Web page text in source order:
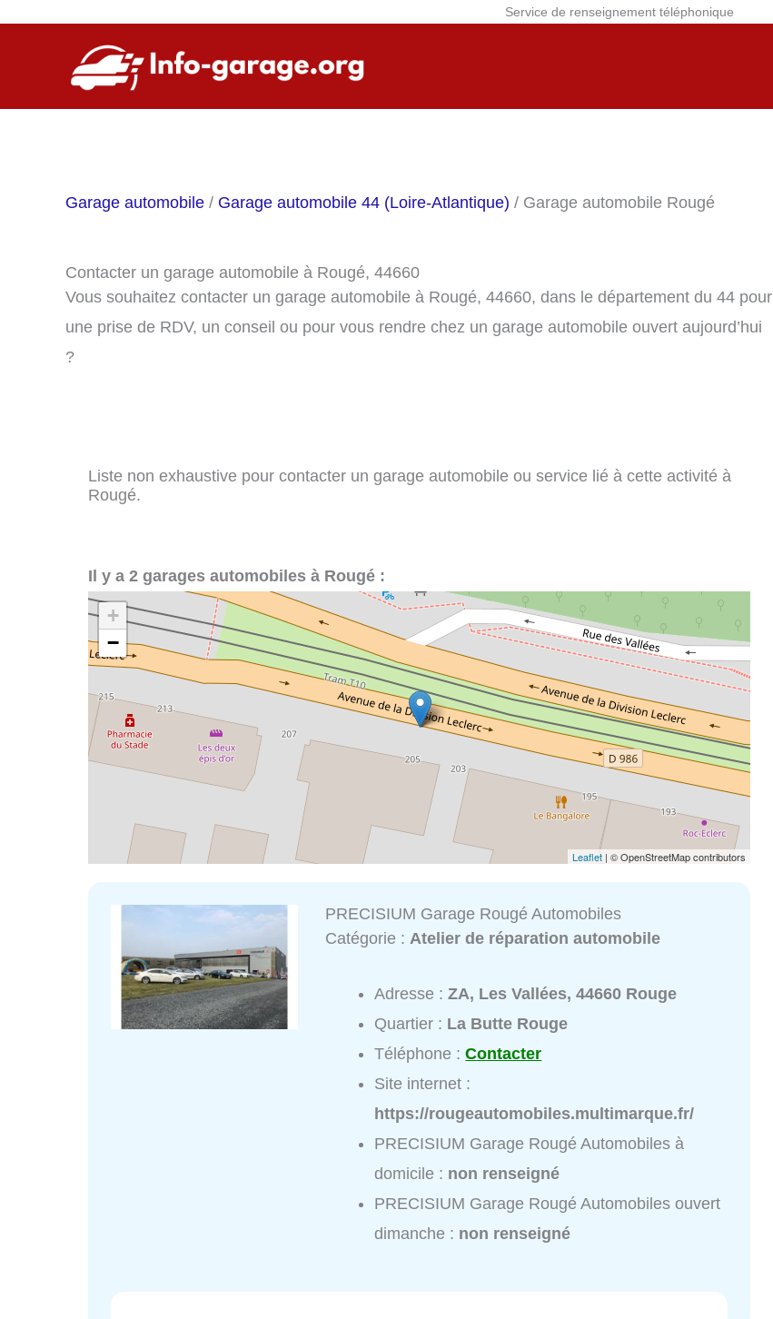
Service de renseignement téléphonique
Garage automobile / Garage automobile 44 (Loire-Atlantique) / Garage automobile Rougé
Contacter un garage automobile à Rougé, 44660
Vous souhaitez contacter un garage automobile à Rougé, 44660, dans le département du 44 pour
une prise de RDV, un conseil ou pour vous rendre chez un garage automobile ouvert aujourd’hui
?
Liste non exhaustive pour contacter un garage automobile ou service lié à cette activité à
Rougé.
Il y a 2 garages automobiles à Rougé :
+
−
Leaflet | © OpenStreetMap contributors
PRECISIUM Garage Rougé Automobiles
Catégorie : Atelier de réparation automobile
Adresse :ZA, Les Vallées, 44660 Rouge
Quartier : La Butte Rouge
Téléphone :Contacter
Site internet :
https://rougeautomobiles.multimarque.fr/
PRECISIUM Garage Rougé Automobiles à
domicile : non renseigné
PRECISIUM Garage Rougé Automobiles ouvert
dimanche : non renseigné